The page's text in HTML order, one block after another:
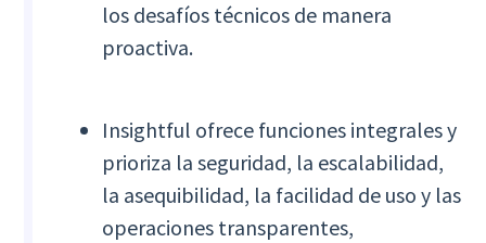
los desafíos técnicos de manera
proactiva.
Insightful ofrece funciones integrales y
prioriza la seguridad, la escalabilidad,
la asequibilidad, la facilidad de uso y las
operaciones transparentes,